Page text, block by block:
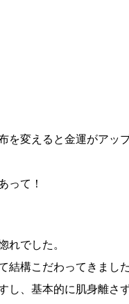
を変えると金運がアッ
って！
れでした。
結構こだわってきました
し、基本的に肌身離さ